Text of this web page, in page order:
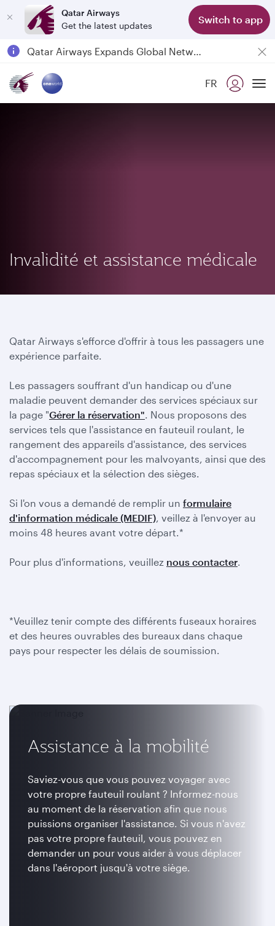
Qatar Airways
Get the latest updates
Switch to app
Passengers flying between Doha and Auckland on QR914 and QR915
18 June 2026: Updates on Travelling with Power Banks
FR
Invalidité et assistance médicale
Qatar Airways s'efforce d'offrir à tous les passagers une
expérience parfaite.
Les passagers souffrant d'un handicap ou d'une
maladie peuvent demander des services spéciaux sur
la page "Gérer la réservation". Nous proposons des
services tels que l'assistance en fauteuil roulant, le
rangement des appareils d'assistance, des services
d'accompagnement pour les malvoyants, ainsi que des
repas spéciaux et la sélection des sièges.
Si l'on vous a demandé de remplir un formulaire
d'information médicale (MEDIF), veillez à l'envoyer au
moins 48 heures avant votre départ.*
Pour plus d'informations, veuillez nous contacter.
*Veuillez tenir compte des différents fuseaux horaires
et des heures ouvrables des bureaux dans chaque
pays pour respecter les délais de soumission.
Assistance à la mobilité
Saviez-vous que vous pouvez voyager avec
votre propre fauteuil roulant ? Informez-nous
au moment de la réservation afin que nous
puissions organiser l'assistance. Si vous n'avez
pas votre propre fauteuil, vous pouvez en
demander un pour vous aider à vous déplacer
dans l'aéroport jusqu'à votre siège.